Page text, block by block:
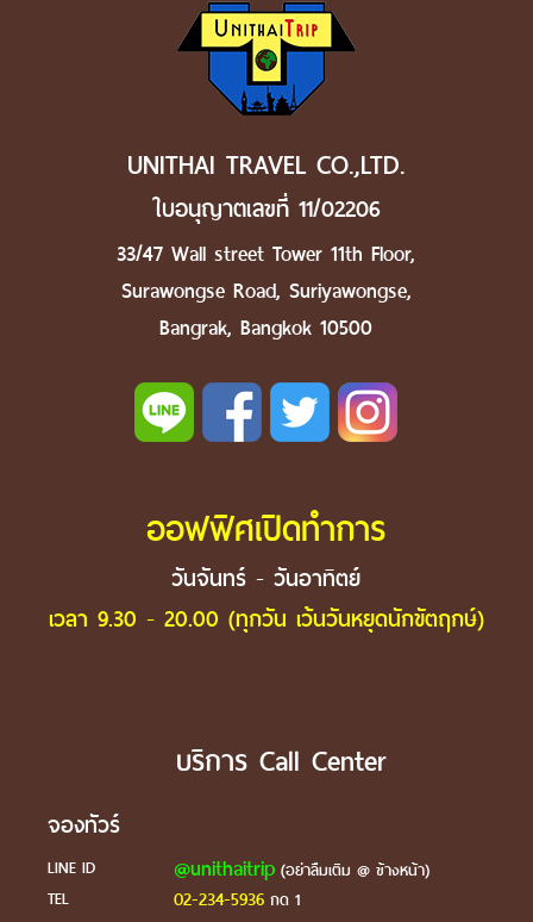
UNITHAI TRAVEL CO.,LTD.
ใบอนุญาตเลขที่ 11/02206
33/47 Wall street Tower 11th Floor,
Surawongse Road, Suriyawongse,
Bangrak, Bangkok 10500
ออฟฟิศเปิดทำการ
วันจันทร์ - วันอาทิตย์
เวลา 9.30 - 20.00 (ทุกวัน เว้นวันหยุดนักขัตฤกษ์)
บริการ Call Center
จองทัวร์
LINE ID @unithaitrip(อย่าลืมเติม @ ข้างหน้า)
TEL
02-234-5936กด 1